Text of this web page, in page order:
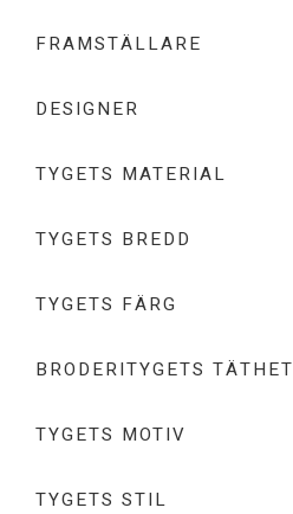
FRAMSTÄLLARE
DESIGNER
TYGETS MATERIAL
TYGETS BREDD
TYGETS FÄRG
BRODERITYGETS TÄTHET
TYGETS MOTIV
TYGETS STIL